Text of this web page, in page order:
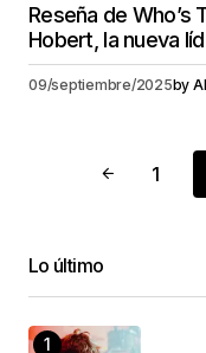
Reseña de
Hobert, la nueva
09/septiembre/2025by
1
Lo último